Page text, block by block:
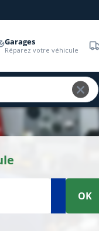
Garages
Réparez votre véhicule
OK